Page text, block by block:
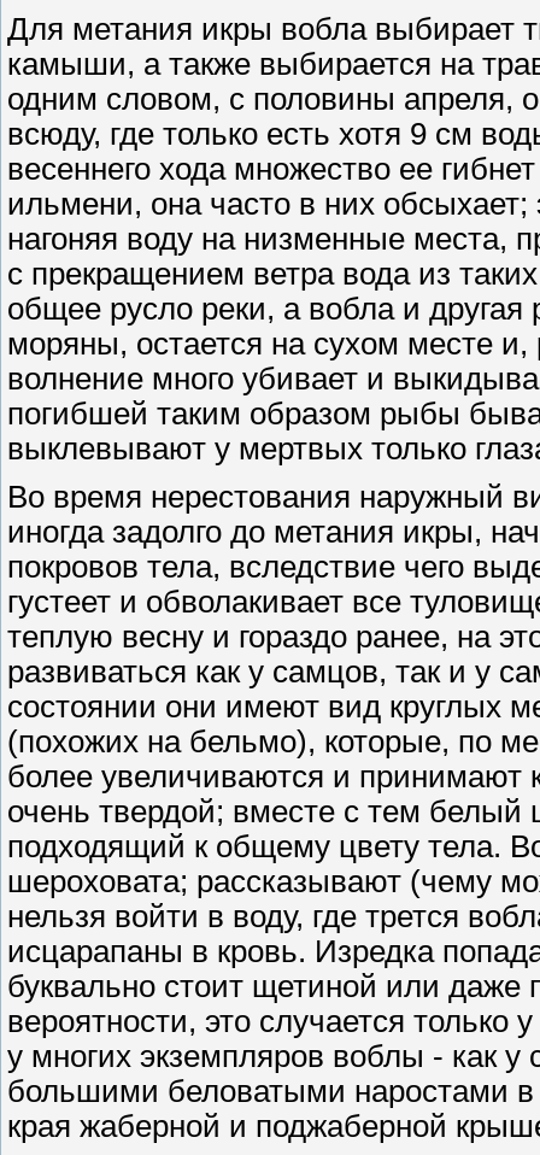
Для метания икры вобла выбирает
камыши, а также выбирается на
одним словом, с половины апреля,
всюду, где только есть хотя 9 см
весеннего хода множество ее
ильмени, она часто в них обсыхает;
нагоняя воду на низменные места,
с прекращением ветра вода из
общее русло реки, а вобла и
моряны, остается на сухом месте и,
волнение много убивает и
погибшей таким образом рыбы
выклевывают у мертвых только
Во время нерестования наружный
иногда задолго до метания икры,
покровов тела, вследствие чего
густеет и обволакивает все
теплую весну и гораздо ранее, на
развиваться как у самцов, так и у
состоянии они имеют вид круглых
(похожих на бельмо), которые, по
более увеличиваются и
очень твердой; вместе с тем
подходящий к общему цвету тела.
шероховата; рассказывают (чему
нельзя войти в воду, где трется
исцарапаны в кровь. Изредка
буквально стоит щетиной или даже
вероятности, это случается
у многих экземпляров воблы - как у
большими беловатыми наростами в
края жаберной и поджаберной